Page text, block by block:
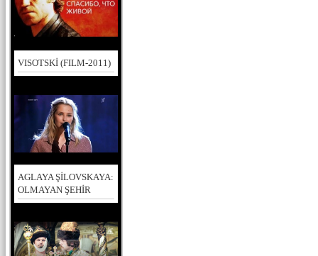
VISOTSKİ (FILM-2011)
AGLAYA ŞİLOVSKAYA:
OLMAYAN ŞEHİR